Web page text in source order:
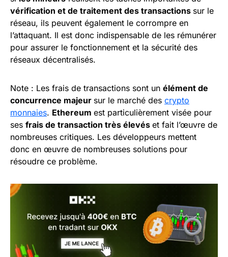
vérification et de traitement des transactions sur le
réseau, ils peuvent également le corrompre en
l’attaquant. Il est donc indispensable de les rémunérer
pour assurer le fonctionnement et la sécurité des
réseaux décentralisés.
Note : Les frais de transactions sont un élément de
concurrence majeur sur le marché des crypto
monnaies. Ethereum est particulièrement visée pour
ses frais de transaction très élevés et fait l’œuvre de
nombreuses critiques. Les développeurs mettent
donc en œuvre de nombreuses solutions pour
résoudre ce problème.